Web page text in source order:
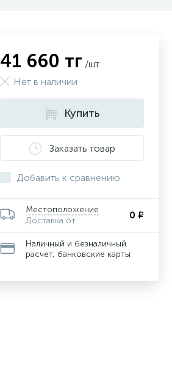
41 660 тг /шт
Нет в наличии
Купить
Заказать товар
Добавить к сравнению
Местоположение
Доставка от
0 ₽
Наличный и безналичный
расчет, банковские карты